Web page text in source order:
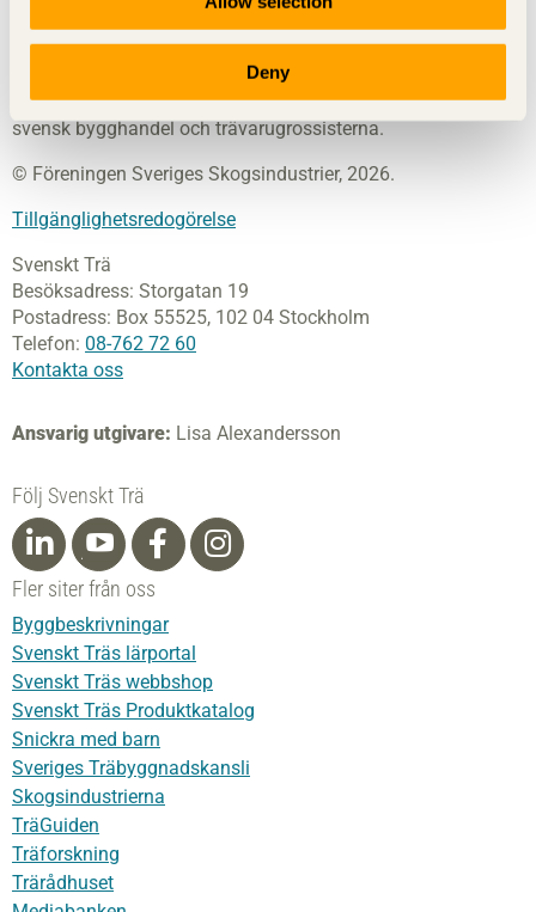
Deny
Svenskt Trä representerar svensk sågverksindustri och är en
del av branschorganisationen Skogsindustrierna. Svenskt
Trä företräder också svensk limträ-, KL-trä- och
förpackningsindustri samt har ett nära samarbete med
svensk bygghandel och trävarugrossisterna.
© Föreningen Sveriges Skogsindustrier, 2026.
Tillgänglighetsredogörelse
Svenskt Trä
Besöksadress: Storgatan 19
Postadress: Box 55525, 102 04 Stockholm
Telefon: 08-762 72 60
Kontakta oss
Ansvarig utgivare: Lisa Alexandersson
Följ Svenskt Trä
Fler siter från oss
Byggbeskrivningar
Svenskt Träs lärportal
Svenskt Träs webbshop
Svenskt Träs Produktkatalog
Snickra med barn
Sveriges Träbyggnadskansli
Skogsindustrierna
TräGuiden
Träforskning
Trärådhuset